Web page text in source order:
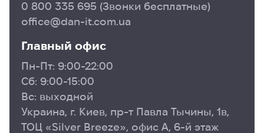
0 800 335 695 (Звонки бесплатные)
office@dan-it.com.ua
Главный офис
Пн-Пт: 9:00-22:00
Сб: 9:00-15:00
Вс: выходной
Украина, г. Киев, пр-т Павла Тычины, 1в,
ТОЦ «Silver Breeze», офис А, 6-й этаж